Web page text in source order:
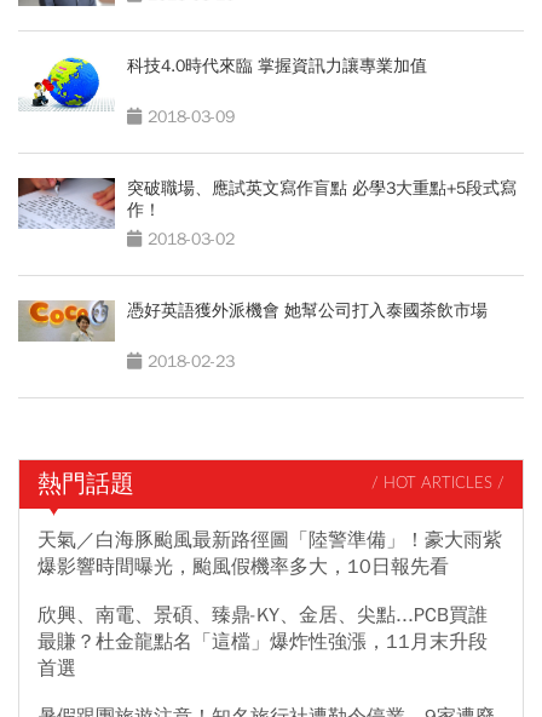
科技4.0時代來臨 掌握資訊力讓專業加值
2018-03-09
突破職場、應試英文寫作盲點 必學3大重點+5段式寫
作！
2018-03-02
憑好英語獲外派機會 她幫公司打入泰國茶飲市場
2018-02-23
熱門話題 / HOT ARTICLES /
天氣／白海豚颱風最新路徑圖「陸警準備」！豪大雨紫
爆影響時間曝光，颱風假機率多大，10日報先看
欣興、南電、景碩、臻鼎-KY、金居、尖點...PCB買誰
最賺？杜金龍點名「這檔」爆炸性強漲，11月末升段
首選